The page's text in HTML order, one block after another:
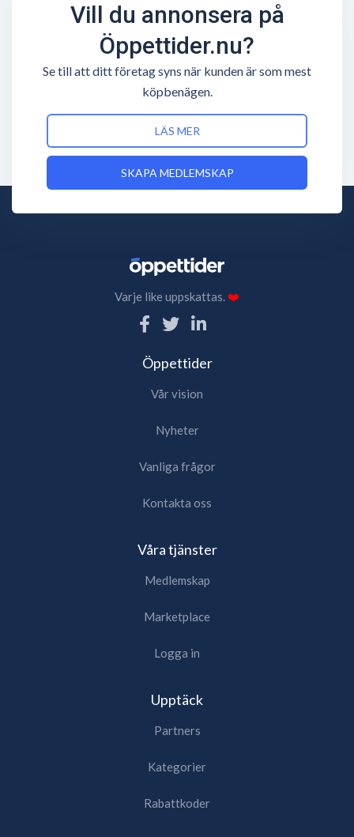
Vill du annonsera på
Öppettider.nu?
Se till att ditt företag syns när kunden är som mest
köpbenägen.
LÄS MER
SKAPA MEDLEMSKAP
Varje like uppskattas.❤️
Öppettider
Vår vision
Nyheter
Vanliga frågor
Kontakta oss
Våra tjänster
Medlemskap
Marketplace
Logga in
Upptäck
Partners
Kategorier
Rabattkoder